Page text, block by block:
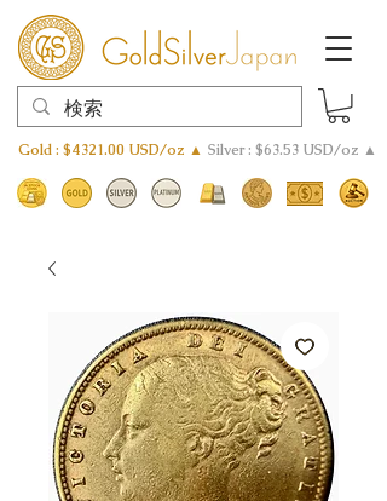
Gold : $4321.00 USD/oz ▲ Silver : $63.53 USD/oz ▲